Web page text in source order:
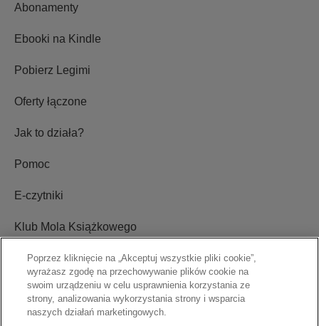
Abonamenty
Ebooki na Kindle
Pobierz Legimi
Oferty łączone
Jak to działa?
Pomoc
E-czytniki
Klub Mola Książkowego
Ustawienia plików cookie
Blog
Relacje inwestorskie
Poprzez kliknięcie na „Akceptuj wszystkie pliki cookie”,
wyrażasz zgodę na przechowywanie plików cookie na
swoim urządzeniu w celu usprawnienia korzystania ze
strony, analizowania wykorzystania strony i wsparcia
naszych działań marketingowych.